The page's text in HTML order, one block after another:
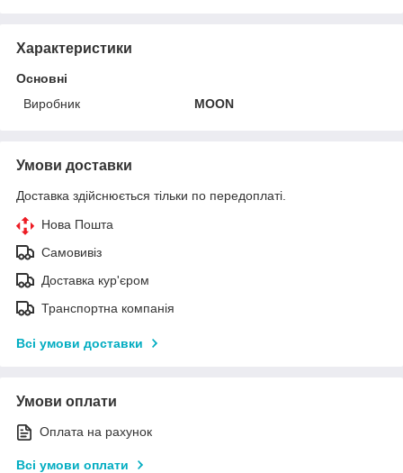
Характеристики
Основні
Виробник
MOON
Умови доставки
Доставка здійснюється тільки по передоплаті.
Нова Пошта
Самовивіз
Доставка кур'єром
Транспортна компанія
Всі умови доставки
Умови оплати
Оплата на рахунок
Всі умови оплати